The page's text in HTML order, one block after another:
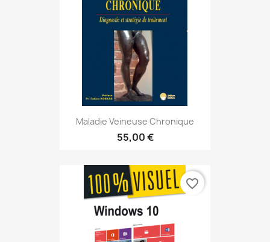
Maladie Veineuse Chronique
55,00 €
favorite_border